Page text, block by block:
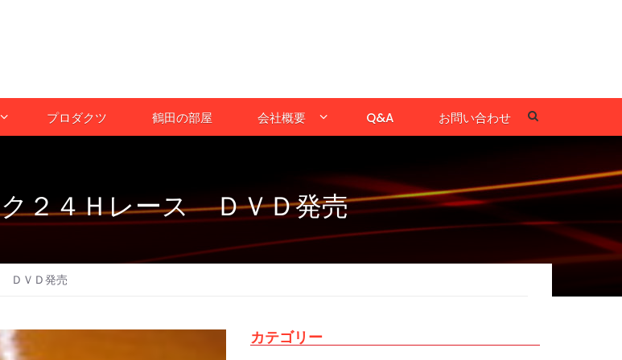
プロダクツ 鶴田の部屋 会社概要 Q&A お問い合わせ
２４Ｈレース ＤＶＤ発売
ＤＶＤ発売
カテゴリー